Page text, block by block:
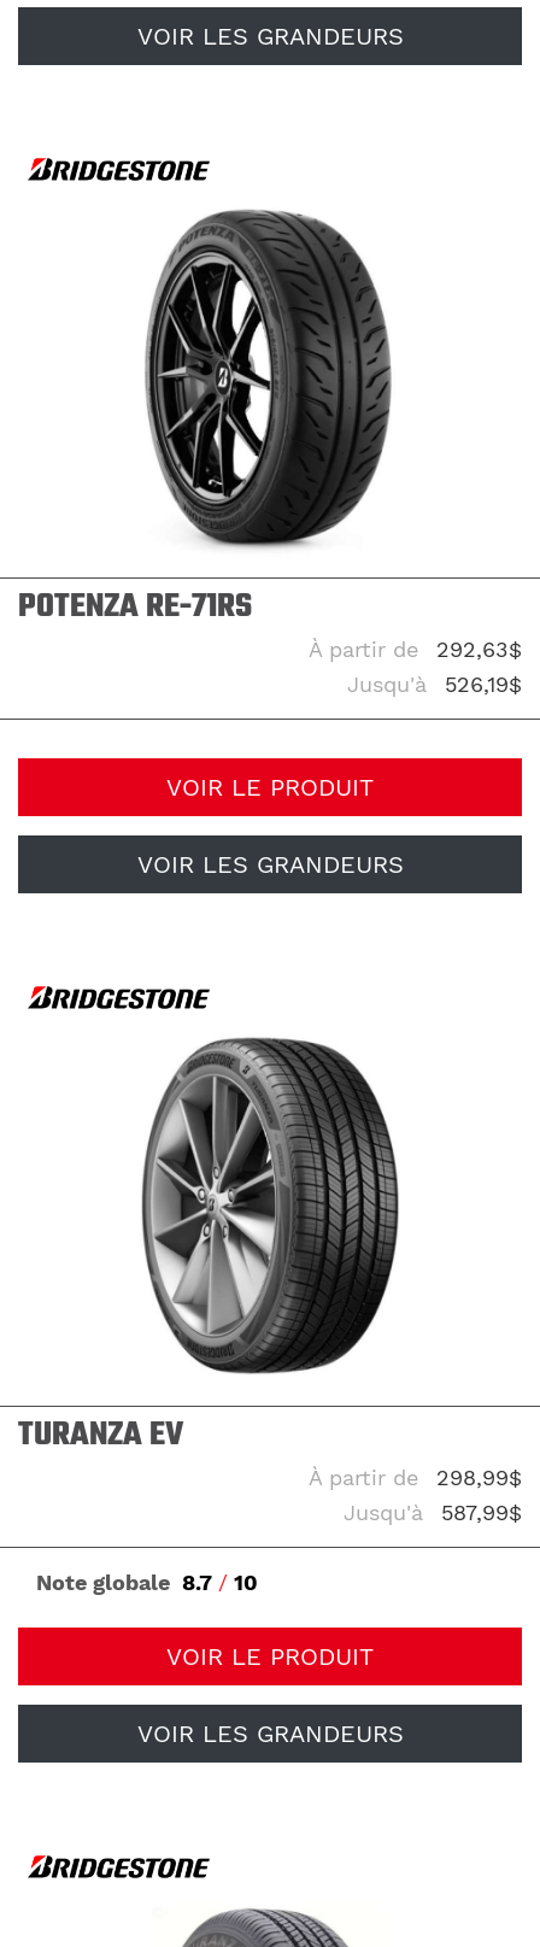
VOIR LES GRANDEURS
POTENZA RE-71RS
À partir de
292,63$
Jusqu'à
526,19$
VOIR LE PRODUIT
VOIR LES GRANDEURS
TURANZA EV
À partir de
298,99$
Jusqu'à
587,99$
Note globale 8.7 / 10
VOIR LE PRODUIT
VOIR LES GRANDEURS